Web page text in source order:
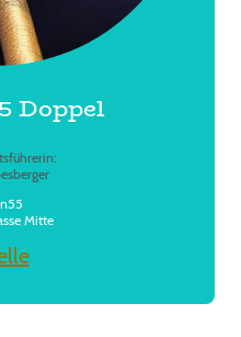
Doppel
Mitte